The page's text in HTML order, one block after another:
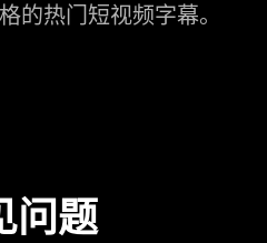
的热门短视频字幕。
问题